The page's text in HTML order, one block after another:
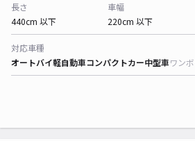
長さ
440cm 以下
車幅
220cm 以下
対応車種
オートバイ軽自動車コンパクトカー中型車ワン